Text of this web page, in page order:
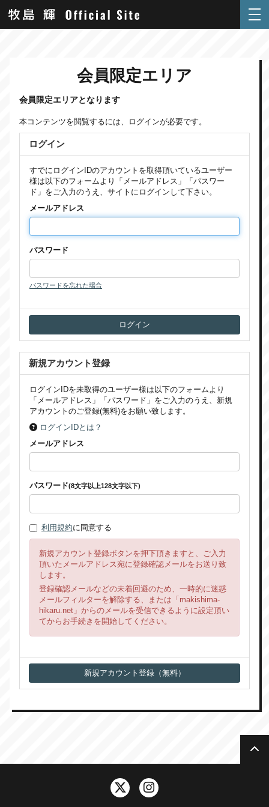
会員限定エリア
会員限定エリアとなります
本コンテンツを閲覧するには、ログインが必要です。
ログイン
すでにログインIDのアカウントを取得頂いているユーザー
様は以下のフォームより「メールアドレス」「パスワー
ド」をご入力のうえ、サイトにログインして下さい。
メールアドレス
パスワード
パスワードを忘れた場合
新規アカウント登録
ログインIDを未取得のユーザー様は以下のフォームより
「メールアドレス」「パスワード」をご入力のうえ、新規
アカウントのご登録(無料)をお願い致します。
ログインIDとは？
メールアドレス
パスワード(8文字以上128文字以下)
利用規約に同意する
新規アカウント登録ボタンを押下頂きますと、ご入力
頂いたメールアドレス宛に登録確認メールをお送り致
します。
登録確認メールなどの未着回避のため、一時的に迷惑
メールフィルターを解除する、または「makishima-
hikaru.net」からのメールを受信できるように設定頂い
てからお手続きを開始してください。